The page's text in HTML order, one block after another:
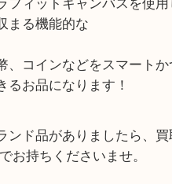
ミエ ポルトフォイユ マ
お客様より買取させて
幣、コインなどをスマー